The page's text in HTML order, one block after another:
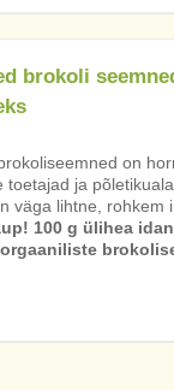
brokoli
on
toetajad ja
väga lihtne, rohkem
100 g ülihea